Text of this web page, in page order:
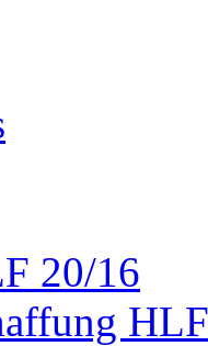
20/16
HLF